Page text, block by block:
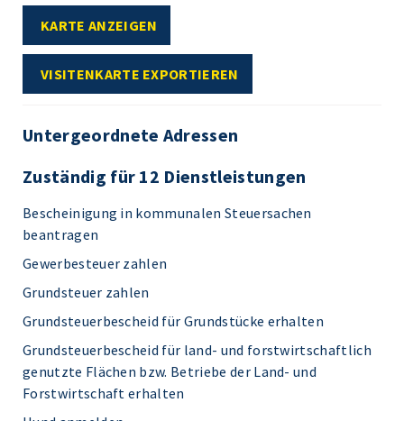
KARTE ANZEIGEN
VISITENKARTE EXPORTIEREN
Untergeordnete Adressen
Zuständig für 12 Dienstleistungen
Bescheinigung in kommunalen Steuersachen
beantragen
Gewerbesteuer zahlen
Grundsteuer zahlen
Grundsteuerbescheid für Grundstücke erhalten
Grundsteuerbescheid für land- und forstwirtschaftlich
genutzte Flächen bzw. Betriebe der Land- und
Forstwirtschaft erhalten